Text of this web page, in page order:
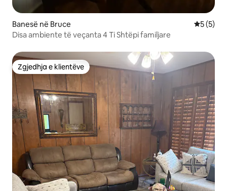
Banesë në Bruce
5 (5)
Disa ambiente të veçanta 4 Ti Shtëpi familjare
Zgjedhja e klientëve
Zgjedhja e klientëve